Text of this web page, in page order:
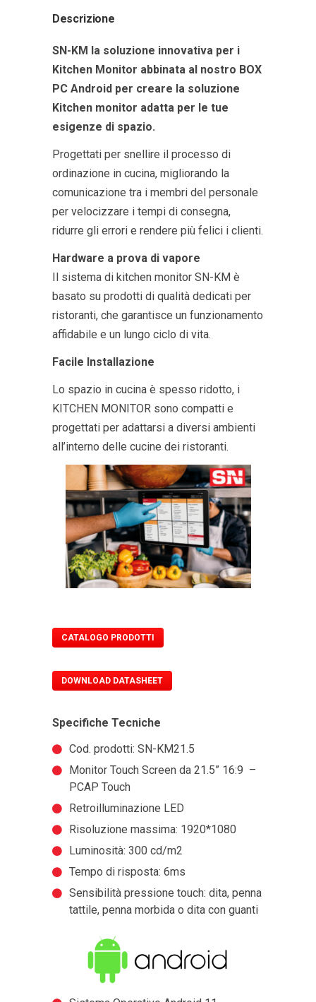
Descrizione
SN-KM la soluzione innovativa per i
Kitchen Monitor abbinata al nostro BOX
PC Android per creare la soluzione
Kitchen monitor adatta per le tue
esigenze di spazio.
Progettati per snellire il processo di
ordinazione in cucina, migliorando la
comunicazione tra i membri del personale
per velocizzare i tempi di consegna,
ridurre gli errori e rendere più felici i clienti.
Hardware a prova di vapore
Il sistema di kitchen monitor SN-KM è
basato su prodotti di qualità dedicati per
ristoranti, che garantisce un funzionamento
affidabile e un lungo ciclo di vita.
Facile Installazione
Lo spazio in cucina è spesso ridotto, i
KITCHEN MONITOR sono compatti e
progettati per adattarsi a diversi ambienti
all’interno delle cucine dei ristoranti.
CATALOGO PRODOTTI
DOWNLOAD DATASHEET
Specifiche Tecniche
Cod. prodotti: SN-KM21.5
Monitor Touch Screen da 21.5” 16:9 –
PCAP Touch
Retroilluminazione LED
Risoluzione massima: 1920*1080
Luminosità: 300 cd/m2
Tempo di risposta: 6ms
Sensibilità pressione touch: dita, penna
tattile, penna morbida o dita con guanti